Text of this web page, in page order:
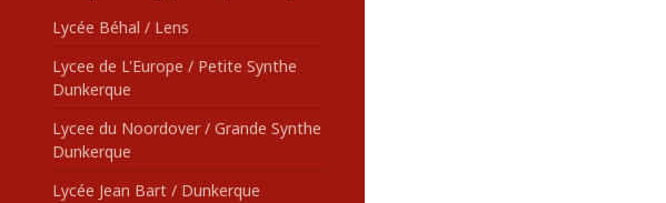
Lycée Béhal / Lens
Lycee de L'Europe / Petite Synthe
Dunkerque
Lycee du Noordover / Grande Synthe
Dunkerque
Lycée Jean Bart / Dunkerque